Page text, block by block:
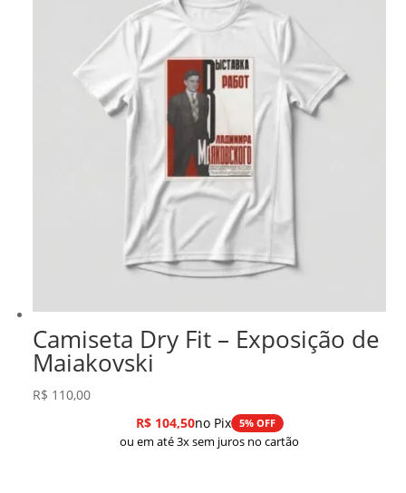
Camiseta Dry Fit – Exposição de
Maiakovski
R$ 110,00
R$104,50no Pix 5% OFF
ou em até 3x sem juros no cartão